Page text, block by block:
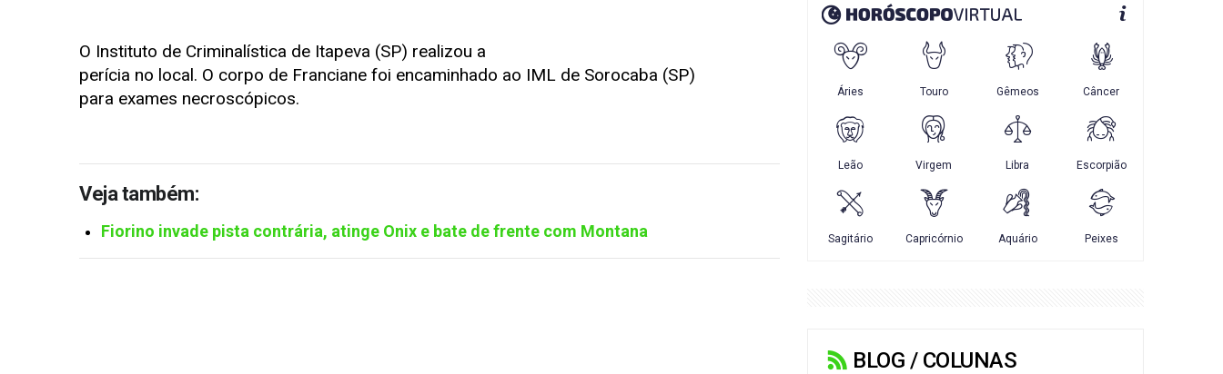
O Instituto de Criminalística de Itapeva (SP) realizou a
perícia no local. O corpo de Franciane foi encaminhado ao IML de Sorocaba (SP)
para exames necroscópicos.
Veja também:
Fiorino invade pista contrária, atinge Onix e bate de frente com Montana
BLOG / COLUNAS